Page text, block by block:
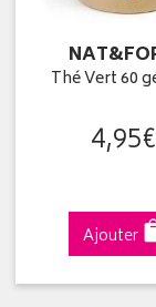
Thé Vert 60
4,95€
Ajouter